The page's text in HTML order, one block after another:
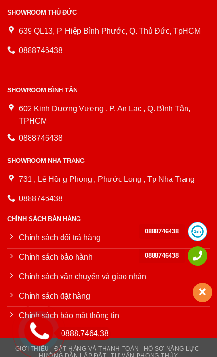
SHOWROOM THỦ ĐỨC
639 QL13, P. Hiệp Bình Phước, Q. Thủ Đức, TpHCM
0888746438
SHOWROOM BÌNH TÂN
602 Kinh Dương Vương , P. An Lạc , Q. Bình Tân,
TPHCM
0888746438
SHOWROOM NHA TRANG
731 , Lê Hồng Phong , Phước Long , Tp Nha Trang
0888746438
CHÍNH SÁCH BÁN HÀNG
Chính sách đổi trả hàng
Chính sách bảo hành
Chính sách vận chuyển và giao nhận
Chính sách đặt hàng
Chính sách bảo mật thông tin
GIỚI THIỆU ĐẶT HÀNG VÀ THANH TOÁN
HỒ SƠ NĂNG LỰC
HƯỚNG DẪN LẮP ĐẶT
TƯ VẤN PHONG THỦY
0888.7464.38
0888746438
0888746438